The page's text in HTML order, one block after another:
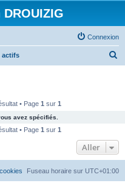
Connexion
actifs
c
e
• Page 1 sur 1
avez spécifiés.
• Page 1 sur 1
Aller
Fuseau horaire sur UTC+01:00